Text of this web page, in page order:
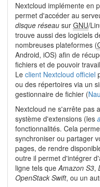
Nextcloud implémente en
permet d'accéder au
disque réseau sur GNU/
trouve aussi des logiciels
nombreuses plateformes (
Android, iOS) afin de
fichiers et de pouvoir
Le client Nextcloud officiel
ou des répertoires via un
gestionnaire de fichier (
Nextcloud ne s'arrête pas
système d'extensions (les
fonctionnalités. Cela
synchroniser ou partager
pages, de rendre
outre il permet d'intégrer
ligne tels queAmazon S3,
OpenStack Swift, ou un